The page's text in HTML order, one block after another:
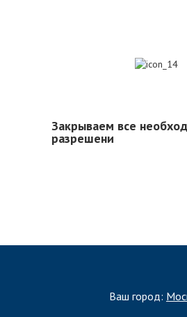
Закрываем все
разрешени
Ваш город: